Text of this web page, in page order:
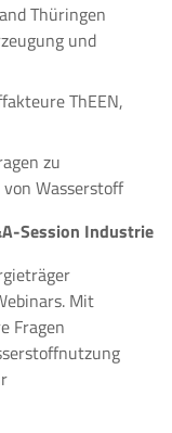
Thüringen
und
ThEEN,
zu
Wasserstoff
Session Industrie
Mit
Fragen